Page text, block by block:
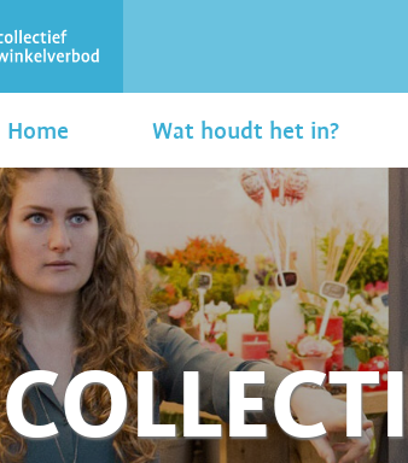
Home Wat houdt het in?